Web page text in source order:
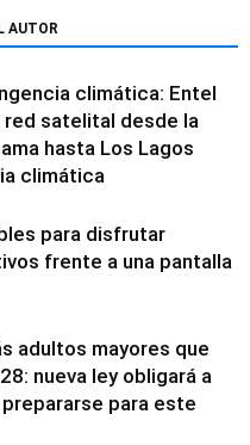
AUTOR
climática: Entel
red satelital desde la
hasta Los Lagos
climática
para disfrutar
frente a una pantalla
adultos mayores que
nueva ley obligará a
para este